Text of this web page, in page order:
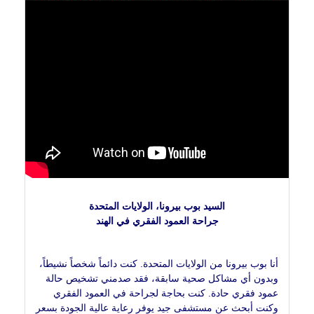
السيد بوب بيرونا، الولايات المتحدة
جراحة العمود الفقري في الهند
أنا بوب بيرونا من الولايات المتحدة. كنت دائماً شخصاً نشيطاً،
وبدون أي مشاكل صحية سابقة، فقد صدمني تشخيص حالة
عمود فقري حادة. كنت بحاجة لجراحة في العمود الفقري
وكنت أبحث عن مستشفى جيد يوفر رعاية عالية الجودة بسعر